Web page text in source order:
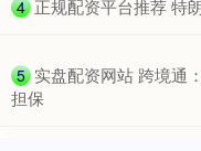
4 正规配资平台推荐 特
5 实盘配资网站 跨境通
担保